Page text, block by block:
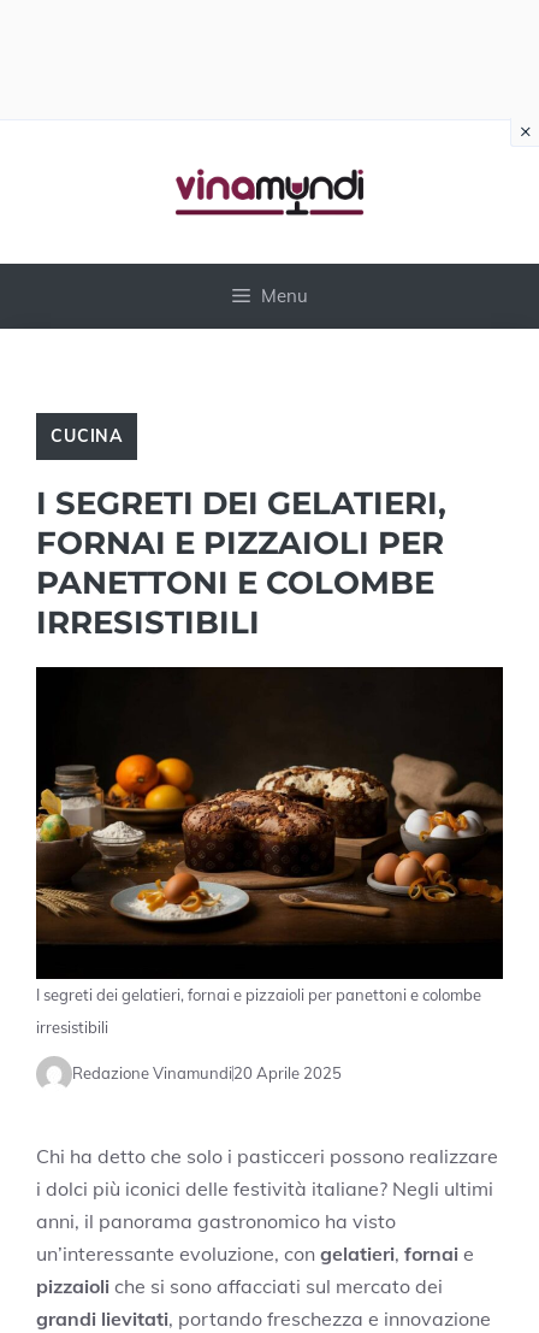
Menu
CUCINA
I SEGRETI DEI GELATIERI,
FORNAI E PIZZAIOLI PER
PANETTONI E COLOMBE
IRRESISTIBILI
I segreti dei gelatieri, fornai e pizzaioli per panettoni e colombe
irresistibili
Redazione Vinamundi20 Aprile 2025
Chi ha detto che solo i pasticceri possono realizzare
i dolci più iconici delle festività italiane? Negli ultimi
anni, il panorama gastronomico ha visto
un’interessante evoluzione, con gelatieri, fornai e
pizzaioli che si sono affacciati sul mercato dei
grandi lievitati, portando freschezza e innovazione
×